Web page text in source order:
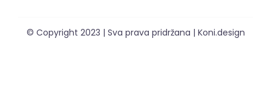
© Copyright 2023 | Sva prava pridržana | Koni.design